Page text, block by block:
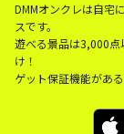
DMMオンクレは自宅
スです。
遊べる景品は3,000点
け！
ゲット保証機能があ